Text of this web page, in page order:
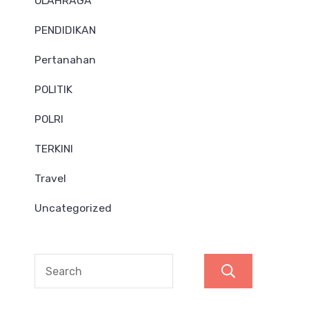
PENDIDIKAN
Pertanahan
POLITIK
POLRI
TERKINI
Travel
Uncategorized